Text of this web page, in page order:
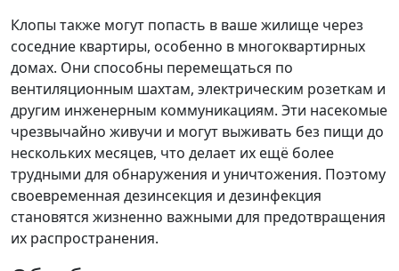
Клопы также могут попасть в ваше жилище через
соседние квартиры, особенно в многоквартирных
домах. Они способны перемещаться по
вентиляционным шахтам, электрическим розеткам и
другим инженерным коммуникациям. Эти насекомые
чрезвычайно живучи и могут выживать без пищи до
нескольких месяцев, что делает их ещё более
трудными для обнаружения и уничтожения. Поэтому
своевременная дезинсекция и дезинфекция
становятся жизненно важными для предотвращения
их распространения.